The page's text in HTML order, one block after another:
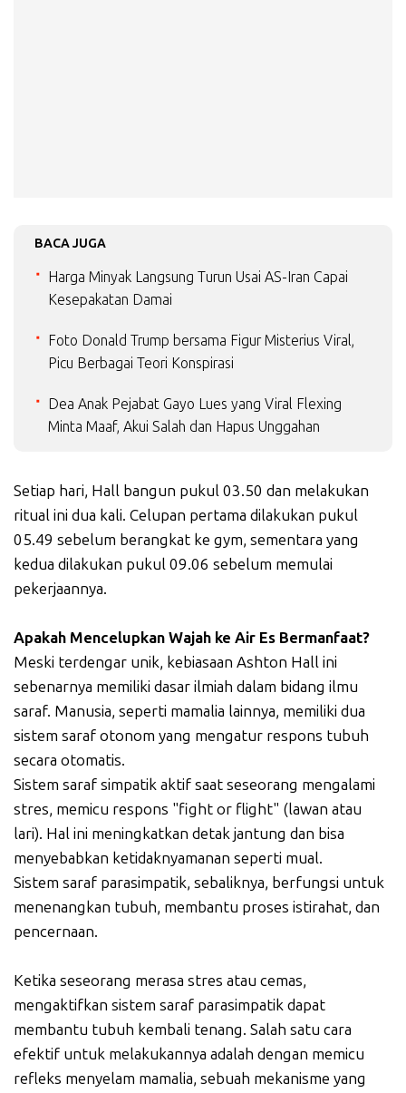
BACA JUGA
Harga Minyak Langsung Turun Usai AS-Iran Capai
Kesepakatan Damai
Foto Donald Trump bersama Figur Misterius Viral,
Picu Berbagai Teori Konspirasi
Dea Anak Pejabat Gayo Lues yang Viral Flexing
Minta Maaf, Akui Salah dan Hapus Unggahan
Setiap hari, Hall bangun pukul 03.50 dan melakukan
ritual ini dua kali. Celupan pertama dilakukan pukul
05.49 sebelum berangkat ke gym, sementara yang
kedua dilakukan pukul 09.06 sebelum memulai
pekerjaannya.
Apakah Mencelupkan Wajah ke Air Es Bermanfaat?
Meski terdengar unik, kebiasaan Ashton Hall ini
sebenarnya memiliki dasar ilmiah dalam bidang ilmu
saraf. Manusia, seperti mamalia lainnya, memiliki dua
sistem saraf otonom yang mengatur respons tubuh
secara otomatis.
Sistem saraf simpatik aktif saat seseorang mengalami
stres, memicu respons "fight or flight" (lawan atau
lari). Hal ini meningkatkan detak jantung dan bisa
menyebabkan ketidaknyamanan seperti mual.
Sistem saraf parasimpatik, sebaliknya, berfungsi untuk
menenangkan tubuh, membantu proses istirahat, dan
pencernaan.
Ketika seseorang merasa stres atau cemas,
mengaktifkan sistem saraf parasimpatik dapat
membantu tubuh kembali tenang. Salah satu cara
efektif untuk melakukannya adalah dengan memicu
refleks menyelam mamalia, sebuah mekanisme yang